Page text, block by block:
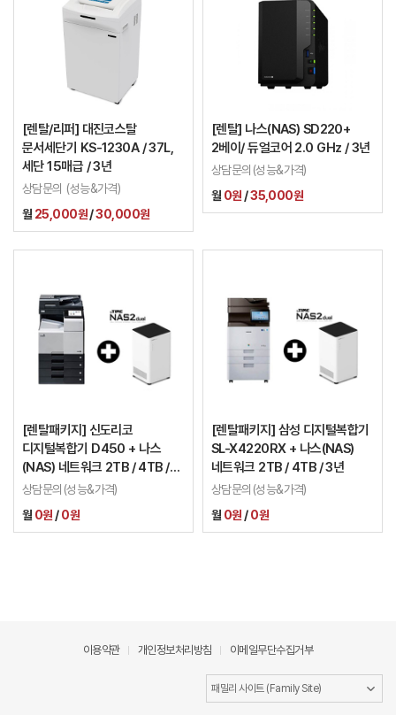
[렌탈/리퍼] 대진코스탈
문서세단기 KS-1230A / 37L,
세단 15매급 / 3년
상담문의 (성능&가격)
월 25,000원/30,000원
[렌탈] 나스(NAS) SD220+
2베이/ 듀얼코어 2.0 GHz / 3년
상담문의(성능&가격)
월 0원 /35,000원
[렌탈패키지] 신도리코
디지털복합기 D450 + 나스
(NAS) 네트워크 2TB / 4TB /
3년
상담문의(성능&가격)
월 0원 /0원
[렌탈패키지] 삼성 디지털복합기
SL-X4220RX + 나스(NAS)
네트워크 2TB / 4TB / 3년
상담문의(성능&가격)
월 0원 /0원
이용약관 개인정보처리방침 이메일무단수집거부